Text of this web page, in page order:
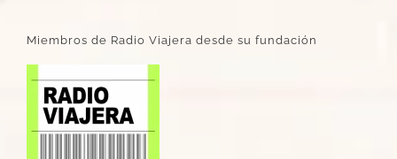
Miembros de Radio Viajera desde su fundación